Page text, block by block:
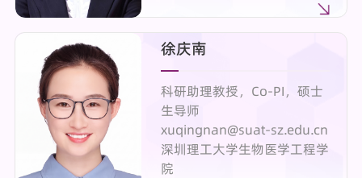
徐庆南
科研助理教授，Co-PI，硕士
生导师
xuqingnan@suat-sz.edu.cn
深圳理工大学生物医学工程学
院